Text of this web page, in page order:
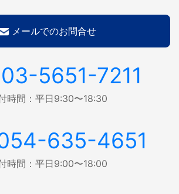
メールでのお問合せ
03-5651-7211
時間：平日9:30〜18:30
635-4651
時間：平日9:00〜18:00